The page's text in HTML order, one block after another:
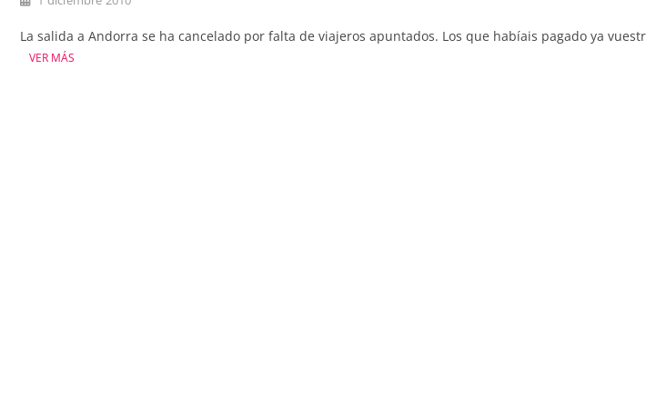
La salida a Andorra se ha cancelado por falta de viajeros apuntados. Los que habíais pagado ya
VER MÁS